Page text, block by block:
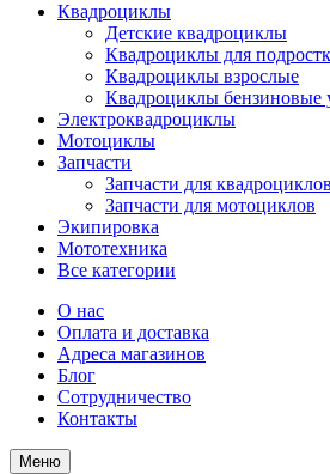
Квадроциклы
Детские квадроциклы
Квадроциклы для
Квадроциклы взрослые
Квадроциклы бензиновые
Электроквадроциклы
Мотоциклы
Запчасти
Запчасти для квадроциклов
Запчасти для мотоциклов
Экипировка
Мототехника
Все категории
О нас
Оплата и доставка
Адреса магазинов
Блог
Сотрудничество
Контакты
Меню